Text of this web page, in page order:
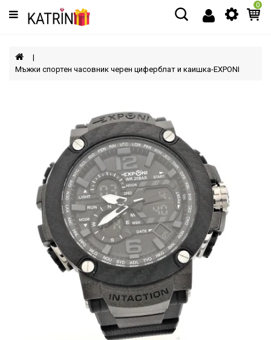
Категории
МЪЖЕ
0
Мъжки спортен часовник черен циферблат и каишка-EXPONI